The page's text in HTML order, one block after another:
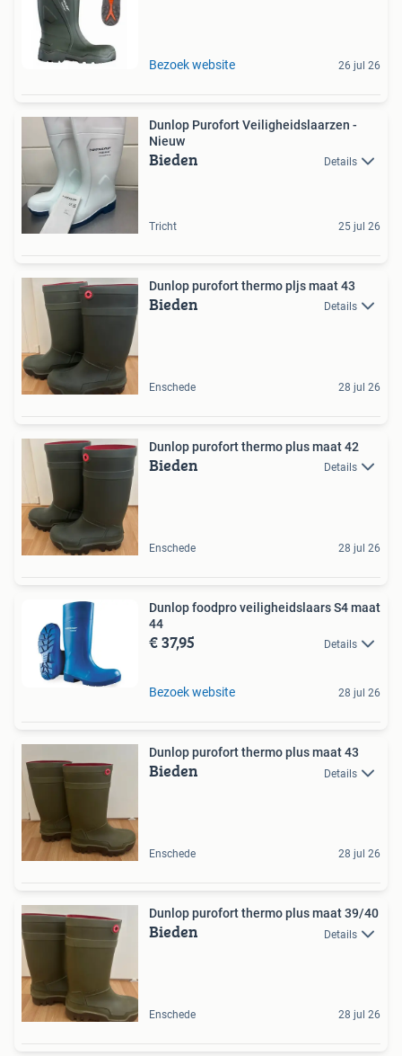
Bezoek website 26 jul 26
Dunlop Purofort Veiligheidslaarzen -
Nieuw
Bieden Details
Tricht 25 jul 26
Dunlop purofort thermo pljs maat 43
Bieden Details
Enschede 28 jul 26
Dunlop purofort thermo plus maat 42
Bieden Details
Enschede 28 jul 26
Dunlop foodpro veiligheidslaars S4 maat
44
€ 37,95 Details
Bezoek website 28 jul 26
Dunlop purofort thermo plus maat 43
Bieden Details
Enschede 28 jul 26
Dunlop purofort thermo plus maat 39/40
Bieden Details
Enschede 28 jul 26